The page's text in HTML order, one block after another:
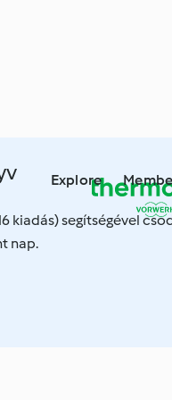
Explore
kiadás) segítségével
nap.